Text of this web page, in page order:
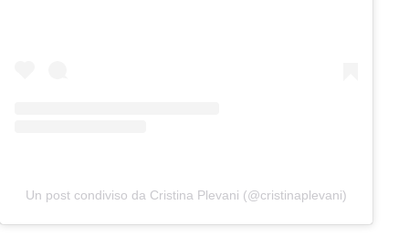
Un post condiviso da Cristina Plevani (@cristinaplevani)